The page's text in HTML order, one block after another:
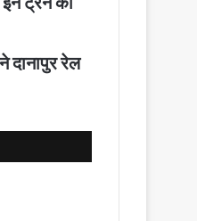
रेल